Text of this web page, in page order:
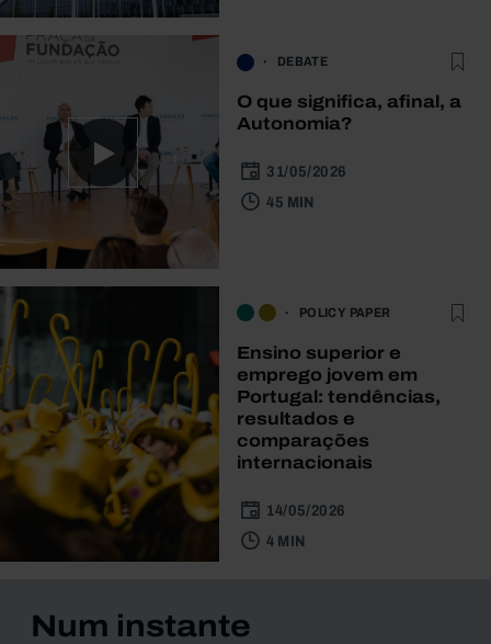
DEBATE
O que significa, afinal, a
Autonomia?
31/05/2026
45 MIN
POLICY PAPER
Ensino superior e
emprego jovem em
Portugal: tendências,
resultados e
comparações
internacionais
14/05/2026
4 MIN
Num instante